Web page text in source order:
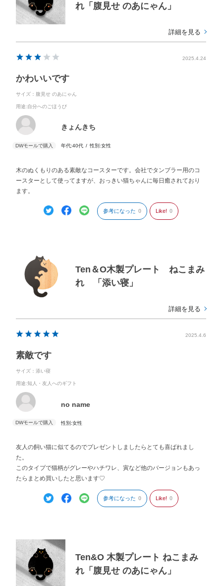
れ「腹見せ のあにゃん」
詳細を見る
2025.4.24
かわいいです
サイズ：腹見せ のあにゃん
用途:自分へのごほうび
きょんきち
年代:40代 性別:女性
木のぬくもりのある素敵なコースターです。会社でタンブラー用のコ
ースターとして使ってますが、おっきい猫ちゃんに毎日癒されており
ます。
参考になった 0 Like! 0
Ten＆O木製プレート ねこまみ
れ 「添い寝」
詳細を見る
2025.4.6
素敵です
サイズ：添い寝
用途:知人・友人へのギフト
no name
性別:女性
友人の飼い猫に似てるのでプレゼントしましたらとても喜ばれまし
た。
このタイプで猫柄がグレーやハチワレ、寅など他のバージョンもあっ
たらまとめ買いしたと思います♡
参考になった 0 Like! 0
Ten&O 木製プレート ねこまみ
れ「腹見せ のあにゃん」